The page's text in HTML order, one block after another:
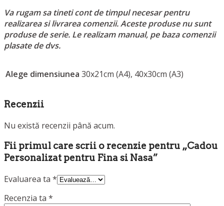
Va rugam sa tineti cont de timpul necesar pentru
realizarea si livrarea comenzii. Aceste produse nu sunt
produse de serie. Le realizam manual, pe baza comenzii
plasate de dvs.
Alege dimensiunea 30x21cm (A4), 40x30cm (A3)
Recenzii
Nu există recenzii până acum.
Fii primul care scrii o recenzie pentru „Cadou
Personalizat pentru Fina si Nasa”
Evaluarea ta *
Recenzia ta *